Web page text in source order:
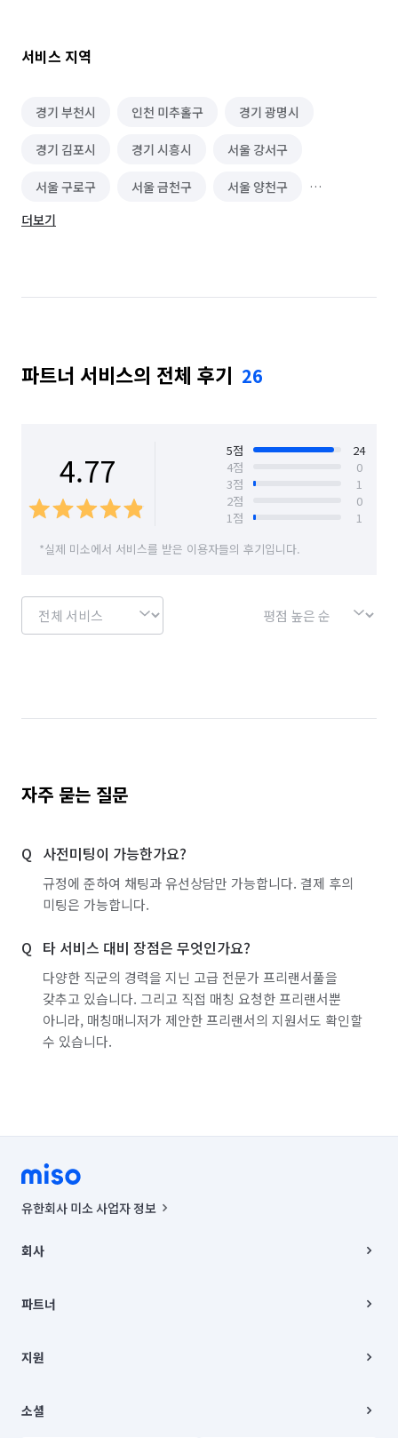
서비스 지역
경기 부천시 인천 미추홀구 경기 광명시
경기 김포시 경기 시흥시 서울 강서구
서울 구로구 서울 금천구 서울 양천구
서울 영등포구
인천 부평구 인천 서구 인천 연수구
경기 부천시 원미구 경기 부천시 오정구
더보기
파트너 서비스의 전체 후기 26
4.77 5점
24
4점
0
3점
1
2점
0
1점
1
*실제 미소에서 서비스를 받은 이용자들의 후기입니다.
자주 묻는 질문
사전미팅이 가능한가요?
규정에 준하여 채팅과 유선상담만 가능합니다. 결제 후의
미팅은 가능합니다.
타 서비스 대비 장점은 무엇인가요?
다양한 직군의 경력을 지닌 고급 전문가 프리랜서풀을
갖추고 있습니다. 그리고 직접 매칭 요청한 프리랜서뿐
아니라, 매칭매니저가 제안한 프리랜서의 지원서도 확인할
수 있습니다.
유한회사 미소 사업자 정보
00019 |
주소 | 본사: 서울특별시 종로구 율곡로 6(중학동, 트윈트리빌딩) B동 5층
컨택센터 : 서울특별시 종로구 수송동 율곡로 24, 7층, 8층 미소
상품, 상품정보, 거래에 관한 의무와 책임은 거래당사자에게 있습니다.
언론 보도 관련 문의:
© 유한회사 미소. Miso, Inc. All Rights Reserved.
회사
채용
파트너
이사
지원
이용약관
소셜